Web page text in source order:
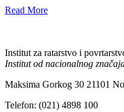
Read More
Institut za ratarstvo i
Institut od nacionalnog
Maksima Gorkog 30 21101
Telefon: (021) 4898 100